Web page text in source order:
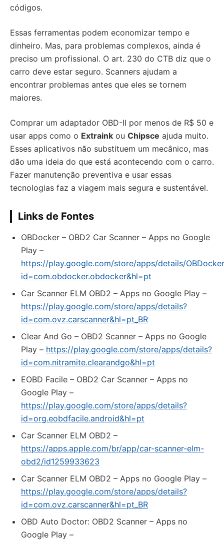
códigos.
Essas ferramentas podem economizar tempo e
dinheiro. Mas, para problemas complexos, ainda é
preciso um profissional. O art. 230 do CTB diz que o
carro deve estar seguro. Scanners ajudam a
encontrar problemas antes que eles se tornem
maiores.
Comprar um adaptador OBD-II por menos de R$ 50 e
usar apps como o Extraink ou Chipsce ajuda muito.
Esses aplicativos não substituem um mecânico, mas
dão uma ideia do que está acontecendo com o carro.
Fazer manutenção preventiva e usar essas
tecnologias faz a viagem mais segura e sustentável.
Links de Fontes
OBDocker – OBD2 Car Scanner – Apps no Google
Play –
https://play.google.com/store/apps/details/
id=com.obdocker.obdocker&hl=pt
Car Scanner ELM OBD2 – Apps no Google Play –
https://play.google.com/store/apps/details?
id=com.ovz.carscanner&hl=pt_BR
Clear And Go – OBD2 Scanner – Apps no Google
Play – https://play.google.com/store/apps/details?
id=com.nitramite.clearandgo&hl=pt
EOBD Facile – OBD2 Car Scanner – Apps no
Google Play –
https://play.google.com/store/apps/details?
id=org.eobdfacile.android&hl=pt
‎Car Scanner ELM OBD2 –
https://apps.apple.com/br/app/car-scanner-elm-
obd2/id1259933623
Car Scanner ELM OBD2 – Apps no Google Play –
https://play.google.com/store/apps/details?
id=com.ovz.carscanner&hl=pt_BR
OBD Auto Doctor: OBD2 Scanner – Apps no
Google Play –